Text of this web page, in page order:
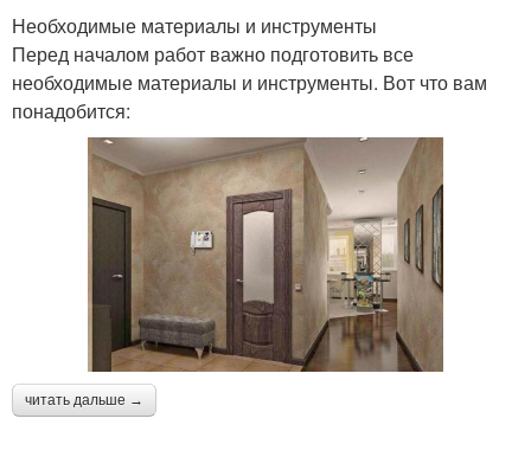
Необходимые материалы и инструменты
Перед началом работ важно подготовить все
необходимые материалы и инструменты. Вот что вам
понадобится:
читать дальше →